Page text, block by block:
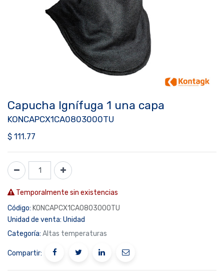
Capucha Ignífuga 1 una capa
KONCAPCX1CA0803000TU
$ 111.77
Temporalmente sin existencias
Código: KONCAPCX1CA0803000TU
Unidad de venta: Unidad
Categoría: Altas temperaturas
Compartir: